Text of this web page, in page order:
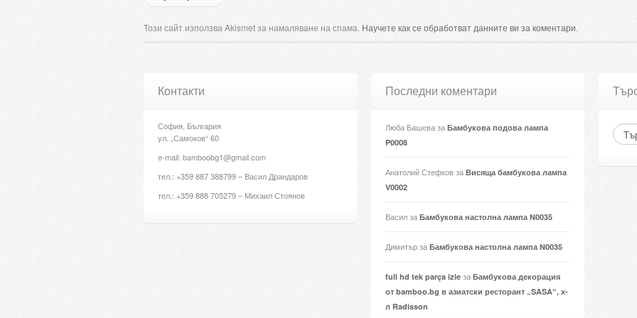
Този сайт използва Akismet за намаляване на спама. Научете как се обработват данните ви за коментари.
Контакти
София, България
ул. „Самоков“ 60
e-mail: bamboobg1@gmail.com
тел.: +359 887 388799 – Васил Драндаров
тел.: +359 888 705279 – Михаил Стоянов
Последни коментари
Люба Башеваза Бамбукова подова лампа
P0008
Анатолий Стефковза Висяща бамбукова лампа
V0002
Василза Бамбукова настолна лампа N0035
Димитърза Бамбукова настолна лампа N0035
full hd tek parça izle за Бамбукова декорация
от bamboo.bg в азиатски ресторант „SASA“, х-
л Radisson